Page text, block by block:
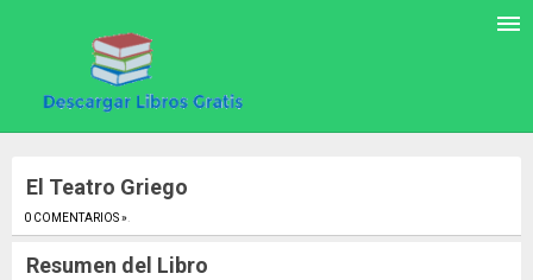
El Teatro Griego
0 COMENTARIOS ».
Resumen del Libro